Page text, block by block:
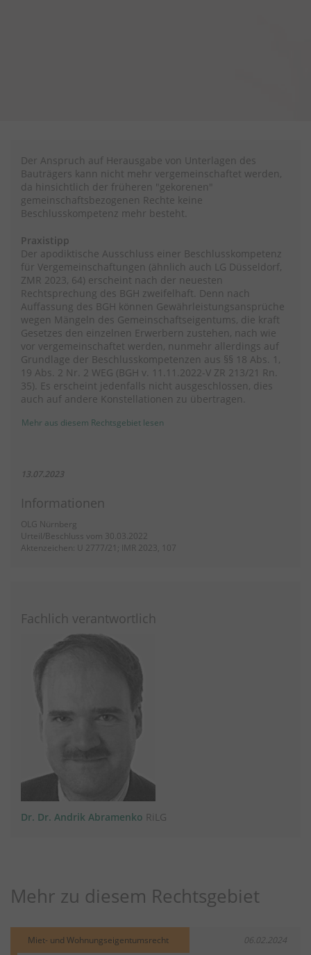
Der Anspruch auf Herausgabe von Unterlagen des
Bauträgers kann nicht mehr vergemeinschaftet werden,
da hinsichtlich der früheren "gekorenen"
gemeinschaftsbezogenen Rechte keine
Beschlusskompetenz mehr besteht.
Praxistipp
Der apodiktische Ausschluss einer Beschlusskompetenz
für Vergemeinschaftungen (ähnlich auch LG Düsseldorf,
ZMR 2023, 64) erscheint nach der neuesten
Rechtsprechung des BGH zweifelhaft. Denn nach
Auffassung des BGH können Gewährleistungsansprüche
wegen Mängeln des Gemeinschaftseigentums, die kraft
Gesetzes den einzelnen Erwerbern zustehen, nach wie
vor vergemeinschaftet werden, nunmehr allerdings auf
Grundlage der Beschlusskompetenzen aus §§ 18 Abs. 1,
19 Abs. 2 Nr. 2 WEG (BGH v. 11.11.2022-V ZR 213/21 Rn.
35). Es erscheint jedenfalls nicht ausgeschlossen, dies
auch auf andere Konstellationen zu übertragen.
Mehr aus diesem Rechtsgebiet lesen
13.07.2023
Informationen
OLG Nürnberg
Urteil/Beschluss vom 30.03.2022
Aktenzeichen: U 2777/21; IMR 2023, 107
Fachlich verantwortlich
Dr. Dr. Andrik Abramenko RiLG
Mehr zu diesem Rechtsgebiet
Miet- und Wohnungseigentumsrecht 06.02.2024